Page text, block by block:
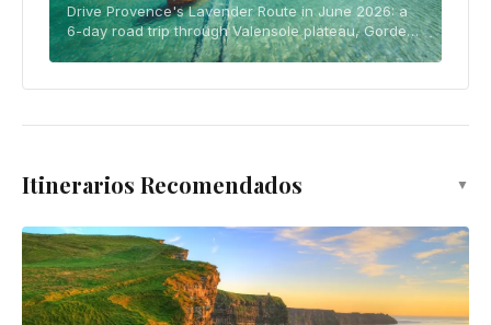
Drive Provence's Lavender Route in June 2026: a
6-day road trip through Valensole plateau, Gordes
hilltop villages, and Sénanque Abbey in peak bloom
Itinerarios Recomendados ▼